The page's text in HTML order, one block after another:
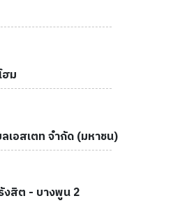
ฮม
เอสเตท จำกัด (มหาชน)
สิต - บางพูน 2